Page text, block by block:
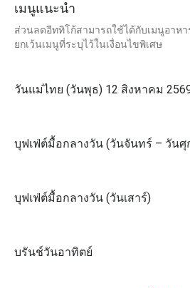
เมนูแนะนำ
ส่วนลดอีททิโก้สามารถใช้ได้กับเมนูอาห
ยกเว้นเมนูที่ระบุไว้ในเงื่อนไขพิเศษ
วันแม่ไทย (วันพุธ) 12 สิงหาคม
บุฟเฟ่ต์มื้อกลางวัน (วันจันทร์ – วันศุ
บุฟเฟ่ต์มื้อกลางวัน (วันเสาร์)
บรันช์วันอาทิตย์